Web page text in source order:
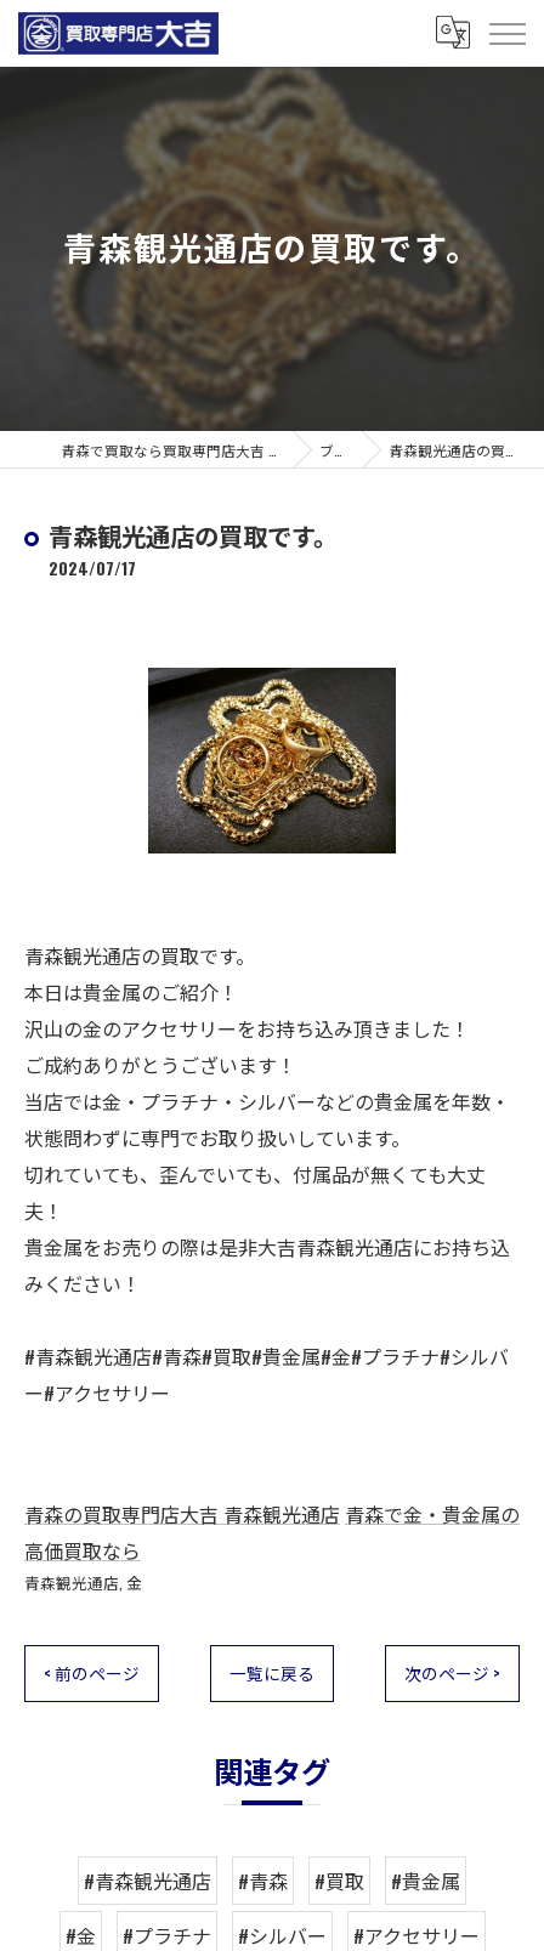
青森観光通店の買取です。
ブログ 青森観光通店の買取です。
青森観光通店の買取です。
2024/07/17
青森観光通店の買取です。
本日は貴金属のご紹介！
沢山の金のアクセサリーをお持ち込み頂きました！
ご成約ありがとうございます！
当店では金・プラチナ・シルバーなどの貴金属を年数・
状態問わずに専門でお取り扱いしています。
切れていても、歪んでいても、付属品が無くても大丈
夫！
貴金属をお売りの際は是非大吉青森観光通店にお持ち込
みください！
#青森観光通店#青森#買取#貴金属#金#プラチナ#シルバ
ー#アクセサリー
青森の買取専門店大吉 青森観光通店 青森で金・貴金属の
高価買取なら
青森観光通店 金
< 前のページ 一覧に戻る 次のページ >
関連タグ
#青森観光通店 #青森 #買取
#貴金属
#金
#プラチナ #シルバー #アクセサリー